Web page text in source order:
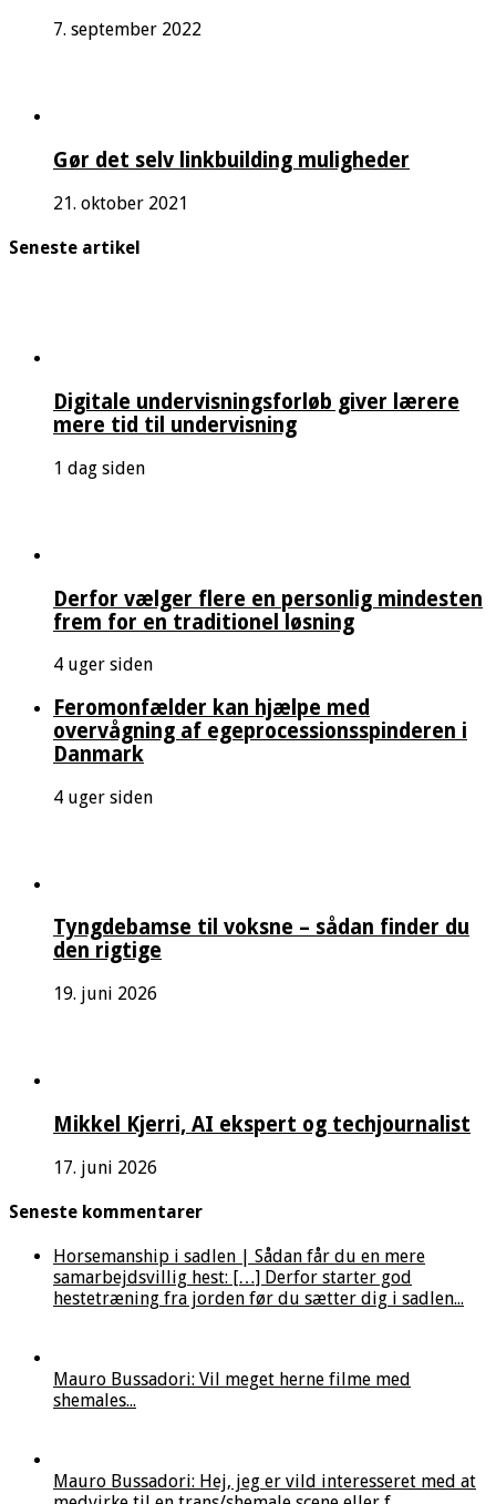
7. september 2022
Gør det selv linkbuilding muligheder
21. oktober 2021
Seneste artikel
Digitale undervisningsforløb giver lærere
mere tid til undervisning
1 dag siden
Derfor vælger flere en personlig mindesten
frem for en traditionel løsning
4 uger siden
Feromonfælder kan hjælpe med
overvågning af egeprocessionsspinderen i
Danmark
4 uger siden
Tyngdebamse til voksne – sådan finder du
den rigtige
19. juni 2026
Mikkel Kjerri, AI ekspert og techjournalist
17. juni 2026
Seneste kommentarer
Horsemanship i sadlen | Sådan får du en mere
samarbejdsvillig hest: […] Derfor starter god
hestetræning fra jorden før du sætter dig i sadlen...
Mauro Bussadori: Vil meget herne filme med
shemales...
Mauro Bussadori: Hej, jeg er vild interesseret med at